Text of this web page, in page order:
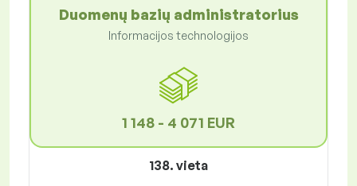
Duomenų bazių administratorius
Informacijos technologijos
1 148 - 4 071 EUR
138. vieta